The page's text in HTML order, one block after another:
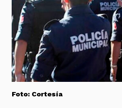
Foto: Cortesía